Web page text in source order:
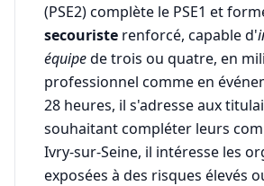
(PSE2) complète le PSE1 et
secouriste renforcé, capable d'
équipede trois ou quatre, en
professionnel comme en
28 heures, il s'adresse aux
souhaitant compléter leurs
Ivry-sur-Seine, il intéresse les
exposées à des risques élevés